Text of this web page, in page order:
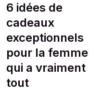
6 idées de
cadeaux
exceptionnels
pour la femme
qui a vraiment
tout
qui
a
tout